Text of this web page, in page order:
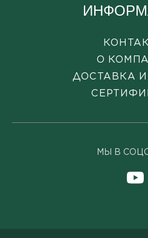
О
ДОСТАВКА
МЫ В